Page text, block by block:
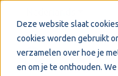
Deze website slaat
cookies worden gebruikt
verzamelen over hoe je
en om je te onthouden.